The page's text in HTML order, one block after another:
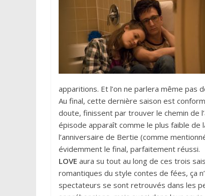
apparitions. Et l’on ne parlera même pas
Au final, cette dernière saison est
doute, finissent par trouver le chemin de
épisode apparaît comme le plus faible de
l’anniversaire de Bertie (comme
évidemment le final, parfaitement réussi.
LOVE aura su tout au long de ces trois
romantiques du style contes de fées, ça
spectateurs se sont retrouvés dans les